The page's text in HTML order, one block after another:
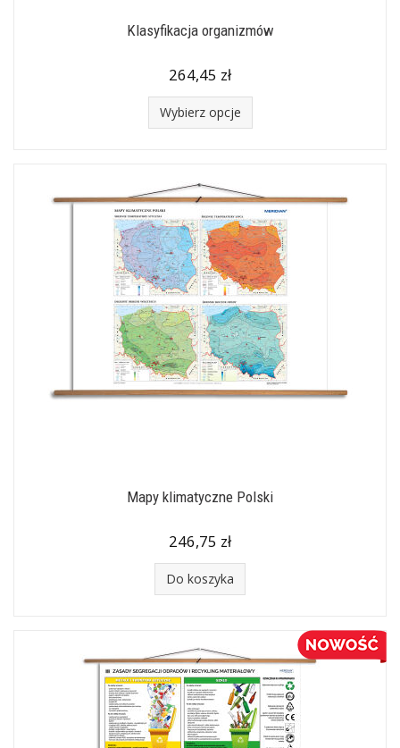
Klasyfikacja organizmów
264,45 zł
Wybierz opcje
Mapy klimatyczne Polski
246,75 zł
Do koszyka